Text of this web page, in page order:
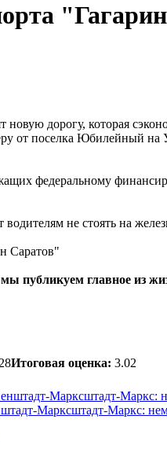
новую дорогу, которая
от поселка Юбилейный
федеральному
не стоять на
Саратов"
публикуем главное из
Итоговая оценка: 3.02
Марксштадт-Маркс: